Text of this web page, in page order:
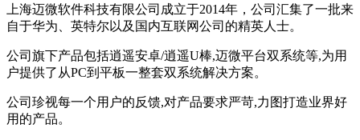
上海迈微软件科技有限公司成立于2014年，公司汇集了一批来
自于华为、英特尔以及国内互联网公司的精英人士。
公司旗下产品包括逍遥安卓/逍遥U棒,迈微平台双系统等,为用
户提供了从PC到平板一整套双系统解决方案。
公司珍视每一个用户的反馈,对产品要求严苛,力图打造业界好
用的产品。